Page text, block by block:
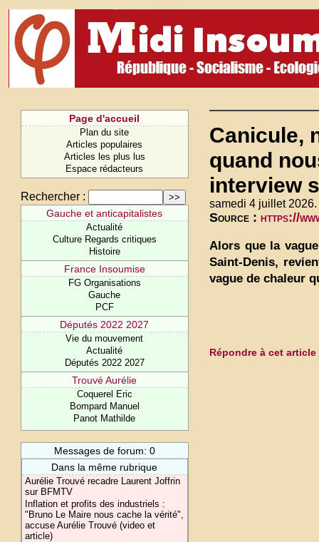
Page d'accueil
Plan du site
Articles populaires
Articles les plus lus
Espace rédacteurs
Rechercher :
Gauche et anticapitalistes
Actualité
Culture Regards critiques
Histoire
France Insoumise
FG Organisations
Gauche
PCF
Députés 2022 2027
Vie du mouvement
Actualité
Députés 2022 2027
Trouvé Aurélie
Coquerel Eric
Bompard Manuel
Panot Mathilde
Messages de forum: 0
Dans la même rubrique
Aurélie Trouvé recadre Laurent Joffrin
sur BFMTV
Inflation et profits des industriels :
"Bruno Le Maire nous cache la vérité",
accuse Aurélie Trouvé (video et
article)
Canicule,
quand
interview
samedi 4 juillet 2026.
Source : https://
Alors que la
Saint-Denis,
vague de chaleur
Répondre à cet article